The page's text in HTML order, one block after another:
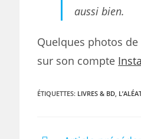
aussi bien.
Quelques photos
sur son compte
ÉTIQUETTES: LIVRES & BD,